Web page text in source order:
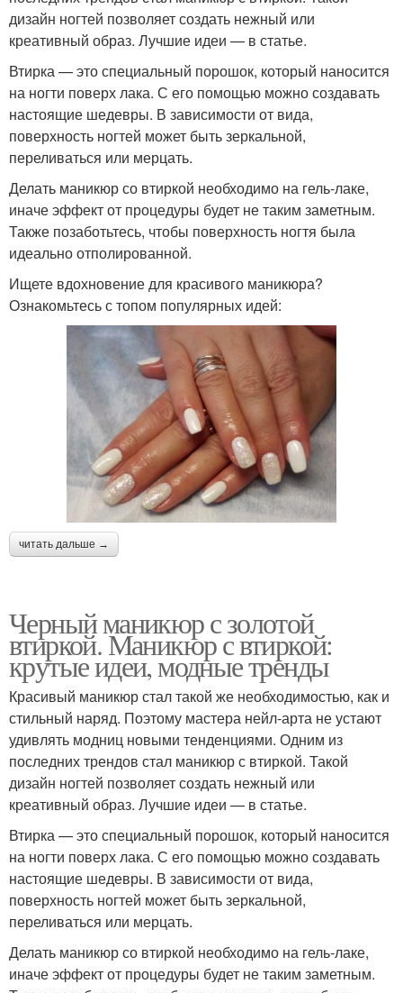
дизайн ногтей позволяет создать нежный или
креативный образ. Лучшие идеи — в статье.
Втирка — это специальный порошок, который наносится
на ногти поверх лака. С его помощью можно создавать
настоящие шедевры. В зависимости от вида,
поверхность ногтей может быть зеркальной,
переливаться или мерцать.
Делать маникюр со втиркой необходимо на гель-лаке,
иначе эффект от процедуры будет не таким заметным.
Также позаботьтесь, чтобы поверхность ногтя была
идеально отполированной.
Ищете вдохновение для красивого маникюра?
Ознакомьтесь с топом популярных идей:
читать дальше →
Черный маникюр с золотой
втиркой. Маникюр с втиркой:
крутые идеи, модные тренды
Красивый маникюр стал такой же необходимостью, как и
стильный наряд. Поэтому мастера нейл-арта не устают
удивлять модниц новыми тенденциями. Одним из
последних трендов стал маникюр с втиркой. Такой
дизайн ногтей позволяет создать нежный или
креативный образ. Лучшие идеи — в статье.
Втирка — это специальный порошок, который наносится
на ногти поверх лака. С его помощью можно создавать
настоящие шедевры. В зависимости от вида,
поверхность ногтей может быть зеркальной,
переливаться или мерцать.
Делать маникюр со втиркой необходимо на гель-лаке,
иначе эффект от процедуры будет не таким заметным.